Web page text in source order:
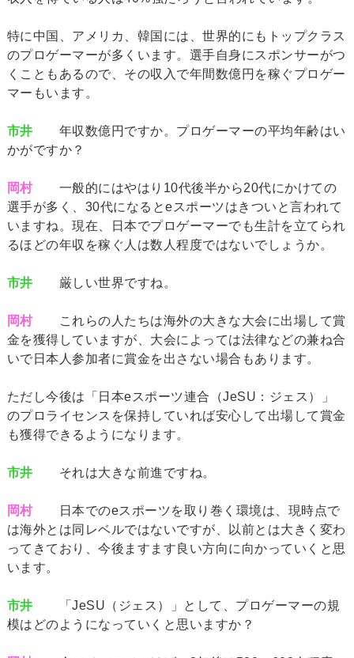
特に中国、アメリカ、韓国には、世界的にもトップクラス
のプロゲーマーが多くいます。選手自身にスポンサーがつ
くこともあるので、その収入で年間数億円を稼ぐプロゲー
マーもいます。
市井 年収数億円ですか。プロゲーマーの平均年齢はい
かがですか？
岡村一般的にはやはり10代後半から20代にかけての
選手が多く、30代になるとeスポーツはきついと言われて
いますね。現在、日本でプロゲーマーでも生計を立てられ
るほどの年収を稼ぐ人は数人程度ではないでしょうか。
市井 厳しい世界ですね。
岡村これらの人たちは海外の大きな大会に出場して賞
金を獲得していますが、大会によっては法律などの兼ね合
いで日本人参加者に賞金を出さない場合もあります。
ただし今後は「日本eスポーツ連合（JeSU：ジェス）」
のプロライセンスを保持していれば安心して出場して賞金
も獲得できるようになります。
市井 それは大きな前進ですね。
岡村日本でのeスポーツを取り巻く環境は、現時点で
は海外とは同レベルではないですが、以前とは大きく変わ
ってきており、今後ますます良い方向に向かっていくと思
います。
市井 「JeSU（ジェス）」として、プロゲーマーの規
模はどのようになっていくと思いますか？